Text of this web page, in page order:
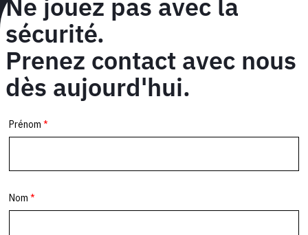
Assistance
aux
situation
d'urgence
sécurité.
Prenez contact avec nous
dès aujourd'hui.